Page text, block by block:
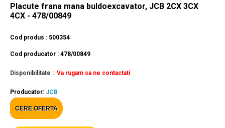
Placute frana mana buldoexcavator, JCB 2CX 3CX
4CX - 478/00849
Cod produs : 500354
Cod producator : 478/00849
Disponibilitate : Va rugam sa ne contactati
Producator: JCB
CERE OFERTA